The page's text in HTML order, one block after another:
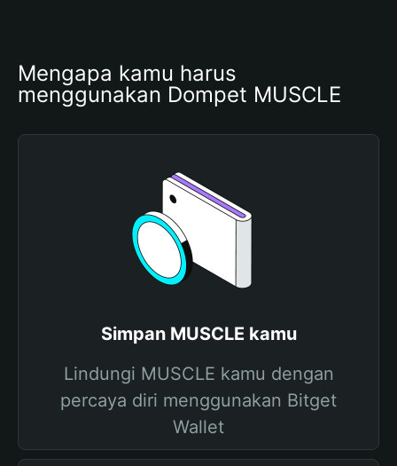
Mengapa kamu harus
menggunakan Dompet MUSCLE
Simpan MUSCLE kamu
Lindungi MUSCLE kamu dengan
percaya diri menggunakan Bitget
Wallet